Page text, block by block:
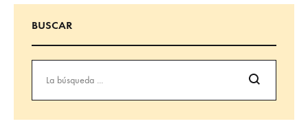
BUSCAR
Búsqueda